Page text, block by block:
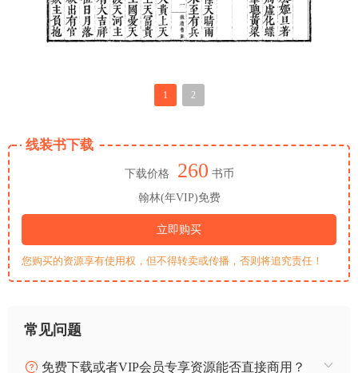
1 2
线装书下载
下载价格 260 书币
翰林(年VIP)免费
立即购买
您购买的资源享有使用权，但不得转卖或传播，否则将追究责任！
常见问题
免费下载或者VIP会员专享资源能否直接商用？